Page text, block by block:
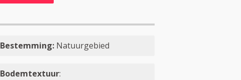
Bestemming: Natuurgebied
Bodemtextuur: